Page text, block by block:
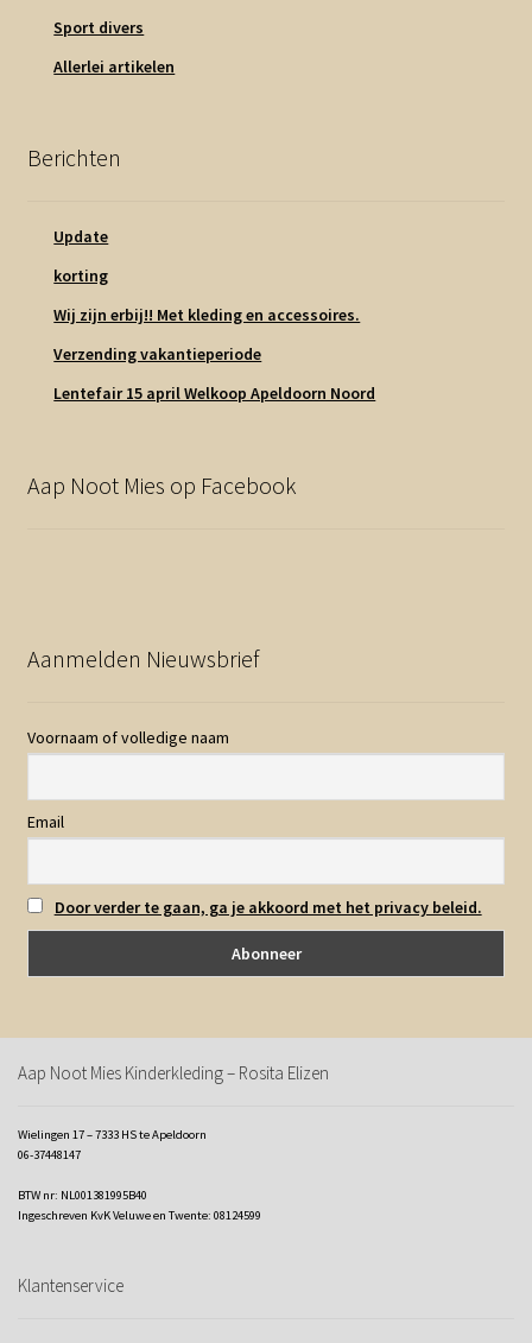
Sport divers
Allerlei artikelen
Berichten
Update
korting
Wij zijn erbij!! Met kleding en accessoires.
Verzending vakantieperiode
Lentefair 15 april Welkoop Apeldoorn Noord
Aap Noot Mies op Facebook
Aanmelden Nieuwsbrief
Voornaam of volledige naam
Email
Door verder te gaan, ga je akkoord met het privacy beleid.
Aap Noot Mies Kinderkleding – Rosita Elizen
Wielingen 17 – 7333 HS te Apeldoorn
06-37448147
BTW nr: NL001381995B40
Ingeschreven KvK Veluwe en Twente: 08124599
Klantenservice